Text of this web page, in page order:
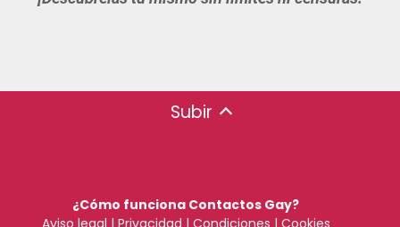
Subir
¿Cómo funciona Contactos Gay?